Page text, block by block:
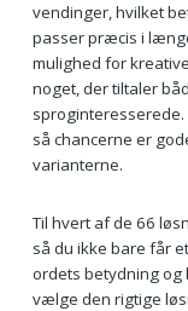
vendinger, hvilket
passer præcis i
mulighed for
noget, der tiltaler
så chancerne er
varianterne.
Til hvert af de 66
så du ikke bare får
ordets betydning og
vælge den rigtige